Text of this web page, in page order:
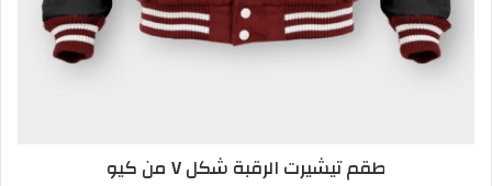
طقم تيشيرت الرقبة شكل V من كيو